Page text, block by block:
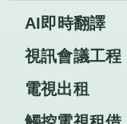
AI即時翻譯
視訊會議工程
電視出租